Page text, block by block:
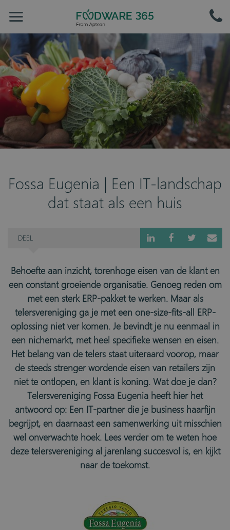
Fossa Eugenia | Een IT-landschap
dat staat als een huis
DEEL
Behoefte aan inzicht, torenhoge eisen van de klant en
een constant groeiende organisatie. Genoeg reden om
met een sterk ERP-pakket te werken. Maar als
telersvereniging ga je met een one-size-fits-all ERP-
oplossing niet ver komen. Je bevindt je nu eenmaal in
een nichemarkt, met heel specifieke wensen en eisen.
Het belang van de telers staat uiteraard voorop, maar
de steeds strenger wordende eisen van retailers zijn
niet te ontlopen, en klant is koning. Wat doe je dan?
Telersvereniging Fossa Eugenia heeft hier het
antwoord op: Een IT-partner die je business haarfijn
begrijpt, en daarnaast een samenwerking uit misschien
wel onverwachte hoek. Lees verder om te weten hoe
deze telersvereniging al jarenlang succesvol is, en kijkt
naar de toekomst.